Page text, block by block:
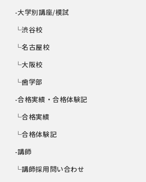
-大学別講座/模試
└渋谷校
└名古屋校
└大阪校
└歯学部
-合格実績・合格体験記
└合格実績
└合格体験記
-講師
└講師採用問い合わせ